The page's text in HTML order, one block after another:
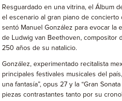
Resguardado en una vitrina, el Álbum
el escenario al gran piano de
sentó Manuel González para evocar la
de Ludwig van Beethoven, compositor
250 años de su natalicio.
González, experimentado recitalista
principales festivales musicales del
una fantasía”, opus 27 y la “Gran
piezas contrastantes tanto por su